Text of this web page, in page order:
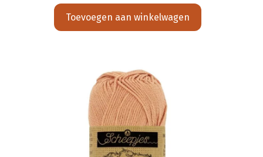
Toevoegen aan winkelwagen